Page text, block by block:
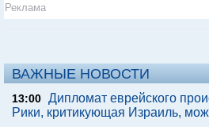
Реклама
ВАЖНЫЕ НОВОСТИ
13:00 Дипломат еврейского
Рики, критикующая Израиль,